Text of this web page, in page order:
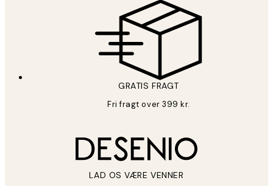
GRATIS FRAGT
Fri fragt over 399 kr.
LAD OS VÆRE VENNER